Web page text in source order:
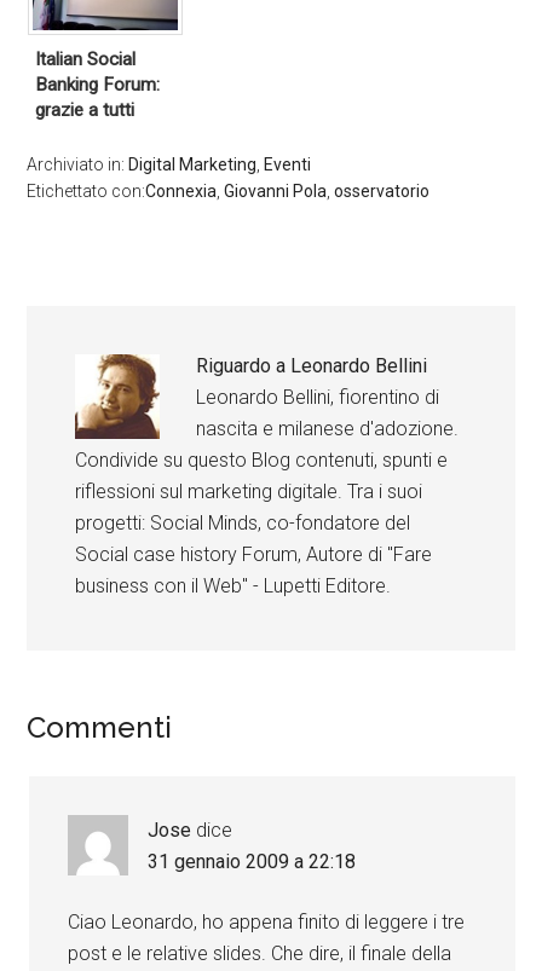
Italian Social
Banking Forum:
grazie a tutti
Archiviato in: Digital Marketing Eventi
Etichettato con:Connexia ,Giovanni Pola ,osservatorio
Riguardo a Leonardo Bellini
Leonardo Bellini, fiorentino di
nascita e milanese d'adozione.
Condivide su questo Blog contenuti, spunti e
riflessioni sul marketing digitale. Tra i suoi
progetti: Social Minds, co-fondatore del
Social case history Forum, Autore di "Fare
business con il Web" - Lupetti Editore.
Commenti
Jose dice
31 gennaio 2009 a 22:18
Ciao Leonardo, ho appena finito di leggere i tre
post e le relative slides. Che dire, il finale della